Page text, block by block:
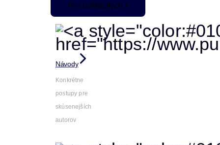
Pre pokročilých
Návody
Konkrétne
postupy pre
skúsenejších
autorov